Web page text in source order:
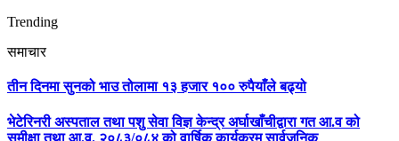
Trending
समाचार
तीन दिनमा सुनको भाउ तोलामा १३ हजार १०० रुपैयाँले बढ्यो
भेटेरिनरी अस्पताल तथा पशु सेवा विज्ञ केन्द्र अर्घाखाँचीद्वारा गत आ.व को
समीक्षा तथा आ.व. २०८३/०८४ को वार्षिक कार्यक्रम सार्वजनिक